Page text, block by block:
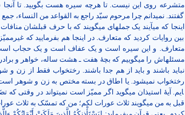
متشرعه روی این نیست. تا هرچه سیره هست بگویید. تا
گفتند. نمی­دانم چرا مرحوم سیّد راجع به القواعد من النساء،
اینجا که می­آیند یک جمله­ای می­گویند که با حرف قبلشان
بین روایات کردید که متعارف. در اینجا هم بفرمایید که
متعارف. و این سیره است و یک عفاف است و یک حجاب است
مسئله­اش را می­گوییم که بچۀ هفت ـ هشت ساله، خواهر و
نباید باشند و باید از هم جدا باشند. رختخواب فقط از زن و
ایم. آیۀ استیذان می­گوید اگر ممیّز است نمی­تواند در وقتی
قبل به من می­گویند ثلاث عورات لکم؛ من که تمسّک به ثلاث